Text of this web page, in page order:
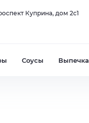
Куприна, дом 2с1
Соусы Выпечка